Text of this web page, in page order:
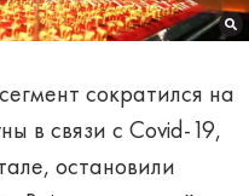
сократился на
в связи с Covid-19,
остановили